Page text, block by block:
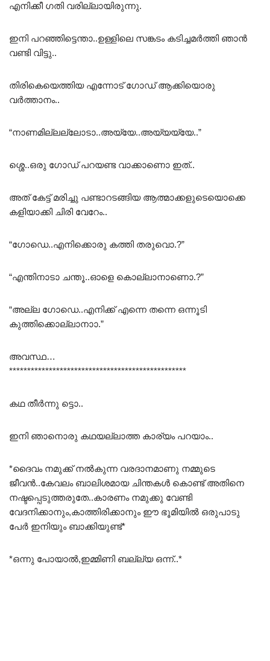
എനിക്കീ ഗതി വരില്ലായിരുന്നു.
ഇനി പറഞ്ഞിട്ടെന്താ..ഉള്ളിലെ സങ്കടം കടിച്ചമർത്തി ഞാൻ
വണ്ടി വിട്ടു..
തിരികെയെത്തിയ എന്നോട് ഗോഡ് ആക്കിയൊരു
വർത്താനം..
“നാണമില്ലല്ലോടാ..അയ്യേ..അയ്യയ്യേ..”
ശ്ശെ..ഒരു ഗോഡ് പറയണ്ട വാക്കാണൊ ഇത്..
അത് കേട്ട് മരിച്ചു പണ്ടാറടങ്ങിയ ആത്മാക്കളുടെയൊക്കെ
കളിയാക്കി ചിരി വേറേം..
“ഗോഡെ..എനിക്കൊരു കത്തി തരുവൊ.?”
“എന്തിനാടാ ചന്തൂ..ഓളെ കൊല്ലാനാണൊ.?”
“അല്ല ഗോഡെ..എനിക്ക് എന്നെ തന്നെ ഒന്നൂടി
കുത്തിക്കൊല്ലാനാാ.”
അവസ്ഥ…
*************************************************
കഥ തീർന്നു ട്ടൊ..
ഇനി ഞാനൊരു കഥയല്ലാത്ത കാര്യം പറയാം..
*ദൈവം നമുക്ക് നൽകുന്ന വരദാനമാണു നമ്മുടെ
ജീവൻ..കേവലം ബാലിശമായ ചിന്തകൾ കൊണ്ട് അതിനെ
നഷ്ടപ്പെടുത്തരുതേ..കാരണം നമുക്കു വേണ്ടി
വേദനിക്കാനും,കാത്തിരിക്കാനും ഈ ഭൂമിയിൽ ഒരുപാടു
പേർ ഇനിയും ബാക്കിയുണ്ട്*
*ഒന്നു പോയാൽ,ഇമ്മിണി ബല്ല്യ ഒന്ന്..*